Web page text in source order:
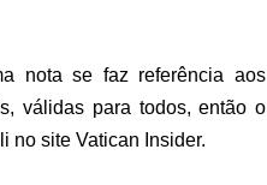
nota se faz referência aos
válidas para todos, então o
no site Vatican Insider.